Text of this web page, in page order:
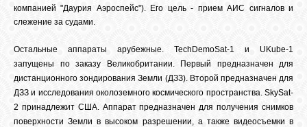
компанией "Даурия Аэроспейс"). Его цель - прием АИС сигналов и
слежение за судами.
Остальные аппараты арубежные. TechDemoSat-1 и UKube-1
запущены по заказу Великобритании. Первый предназначен для
дистанционного зондирования Земли (ДЗЗ). Второй предназначен для
ДЗЗ и исследования околоземного космического пространства. SkySat-
2 принадлежит США. Аппарат предназначен для получения снимков
поверхности Земли в высоком разрешении, а также видеосъемки в